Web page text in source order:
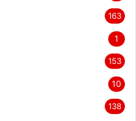
163
1
153
10
138